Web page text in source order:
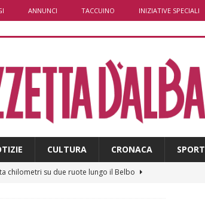
ANNUNCI TACCUINO INIZIATIVE SPECIALI
CULTURA CRONACA SPORT
chilometri su due ruote lungo il Belbo